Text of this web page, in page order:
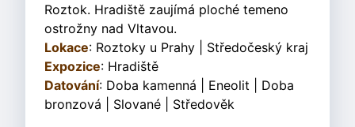
Roztok. Hradiště zaujímá ploché temeno
ostrožny nad Vltavou.
Lokace: Roztoky u Prahy | Středočeský kraj
Expozice: Hradiště
Datování: Doba kamenná | Eneolit | Doba
bronzová | Slované | Středověk